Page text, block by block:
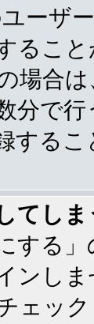
ユーザ
るこ
場合
分で
する
てし
する
ンし
ェッ